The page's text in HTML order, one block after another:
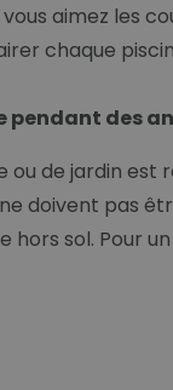
aimez les
chaque
pendant des
de jardin est
doivent pas
hors sol. Pour